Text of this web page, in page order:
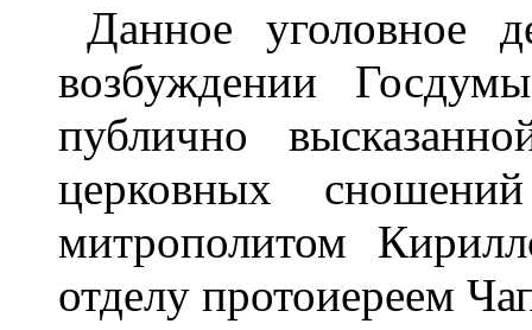
Данное уголовное
возбуждении
публично
церковных
митрополитом
отделу протоиереем